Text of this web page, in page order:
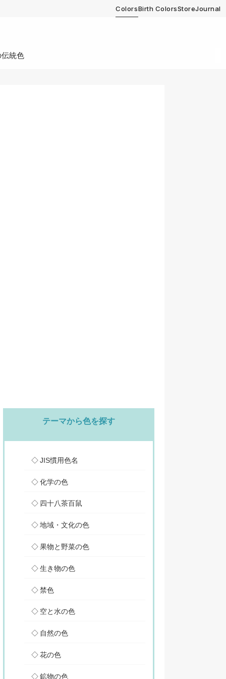
ColorsBirth ColorsStoreJournal
統色
テーマから色を探す
JIS慣用色名
化学の色
四十八茶百鼠
地域・文化の色
果物と野菜の色
生き物の色
禁色
空と水の色
自然の色
花の色
鉱物の色